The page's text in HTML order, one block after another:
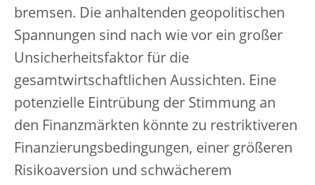
bremsen. Die anhaltenden geopolitischen
Spannungen sind nach wie vor ein großer
Unsicherheitsfaktor für die
gesamtwirtschaftlichen Aussichten. Eine
potenzielle Eintrübung der Stimmung an
den Finanzmärkten könnte zu restriktiveren
Finanzierungsbedingungen, einer größeren
Risikoaversion und schwächerem